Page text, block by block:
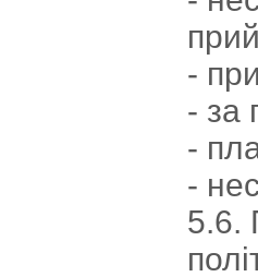
-
- за
-
-
5.6.